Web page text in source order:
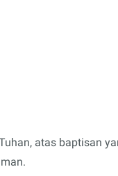
atas baptisan